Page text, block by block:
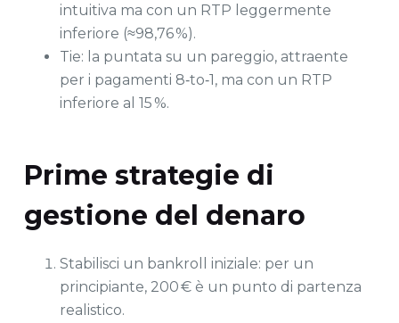
intuitiva ma con un RTP leggermente
inferiore (≈98,76 %).
Tie: la puntata su un pareggio, attraente
per i pagamenti 8‑to‑1, ma con un RTP
inferiore al 15 %.
Prime strategie di
gestione del denaro
Stabilisci un bankroll iniziale: per un
principiante, 200 € è un punto di partenza
realistico.